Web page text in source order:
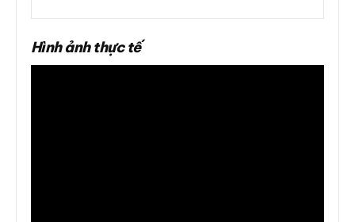
Hình ảnh thực tế